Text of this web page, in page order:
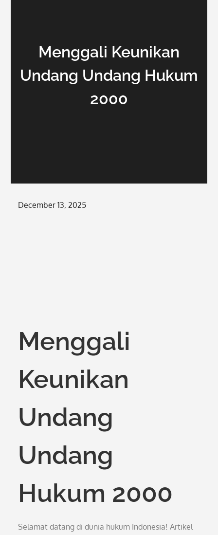
Menggali Keunikan
Undang Undang Hukum
2000
Posted
December 13, 2025
Menggali
Keunikan
Undang
Undang
Hukum 2000
Selamat datang di dunia hukum Indonesia! Artikel